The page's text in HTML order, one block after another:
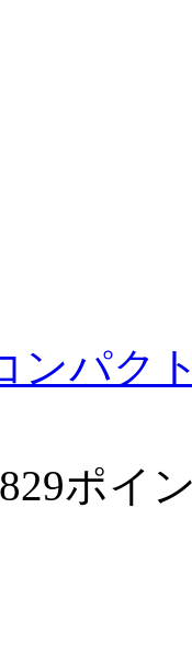
ンパク
829ポイ